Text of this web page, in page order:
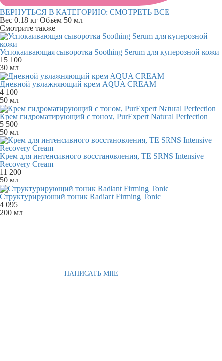
ВЕРНУТЬСЯ В КАТЕГОРИЮ: СМОТРЕТЬ ВСЕ
Вес 0.18 кг Объём 50 мл
Смотрите также
Успокаивающая сыворотка Soothing Serum для куперозной кожи
15 100
30 мл
Дневной увлажняющий крем AQUA CREAM
4 100
50 мл
Крем гидроматирующий с тоном, PurExpert Natural Perfection
5 500
50 мл
Крем для интенсивного восстановления, TE SRNS Intensive
Recovery Cream
11 200
50 мл
Структурирующий тоник Radiant Firming Tonic
4 095
200 мл
НАПИСАТЬ МНЕ